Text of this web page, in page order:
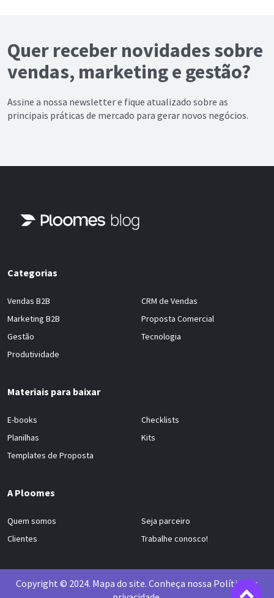
Quer receber novidades sobre
vendas, marketing e gestão?
Assine a nossa newsletter e fique atualizado sobre as
principais práticas de mercado para gerar novos negócios.
Categorias
Vendas B2B
Marketing B2B
Gestão
Produtividade
CRM de Vendas
Proposta Comercial
Tecnologia
Materiais para baixar
E-books
Planilhas
Templates de Proposta
Checklists
Kits
A Ploomes
Quem somos
Clientes
Seja parceiro
Trabalhe conosco!
Copyright © 2024. Mapa do site. Conheça nossa Política de